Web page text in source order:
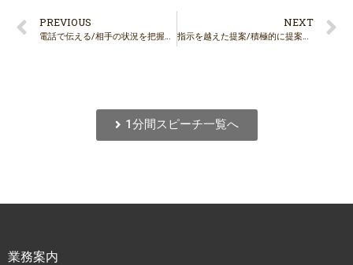
PREVIOUS
電話で伝える/相手の状況を把握しましょう
NEXT
指示を越えた提案/積極的に提案をしましょう
1分間スピーチ一覧へ
業務案内